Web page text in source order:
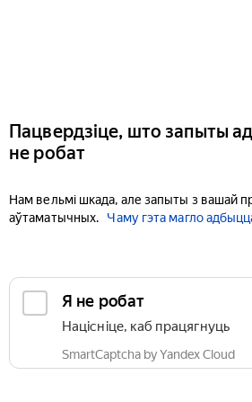
Пацвердзіце, што запыты
не робат
Нам вельмі шкада, але запыты з вашай
аўтаматычных.
Чаму гэта магло
Я не робат
Націсніце, каб працягнуць
SmartCaptcha by Yandex Cloud